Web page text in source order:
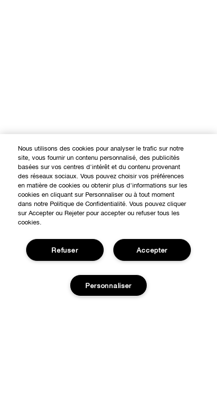
Expérience en ligne
Nous utilisons des cookies pour analyser le trafic sur notre
site, vous fournir un contenu personnalisé, des publicités
basées sur vos centres d'intérêt et du contenu provenant
des réseaux sociaux. Vous pouvez choisir vos préférences
en matière de cookies ou obtenir plus d'informations sur les
cookies en cliquant sur Personnaliser ou à tout moment
dans notre Politique de Confidentialité. Vous pouvez cliquer
sur Accepter ou Rejeter pour accepter ou refuser tous les
cookies.
Accepter
Refuser
Personnaliser